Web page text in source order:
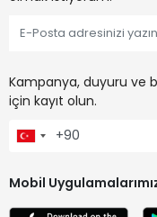
Kampanya, duyuru ve
için kayıt olun.
Mobil